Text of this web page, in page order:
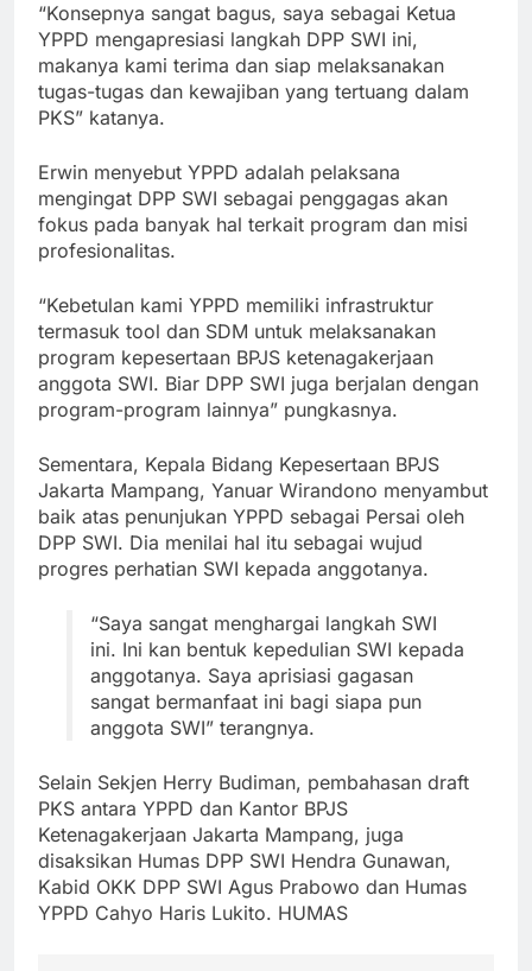
“Konsepnya sangat bagus, saya sebagai Ketua
YPPD mengapresiasi langkah DPP SWI ini,
makanya kami terima dan siap melaksanakan
tugas-tugas dan kewajiban yang tertuang dalam
PKS” katanya.
Erwin menyebut YPPD adalah pelaksana
mengingat DPP SWI sebagai penggagas akan
fokus pada banyak hal terkait program dan misi
profesionalitas.
“Kebetulan kami YPPD memiliki infrastruktur
termasuk tool dan SDM untuk melaksanakan
program kepesertaan BPJS ketenagakerjaan
anggota SWI. Biar DPP SWI juga berjalan dengan
program-program lainnya” pungkasnya.
Sementara, Kepala Bidang Kepesertaan BPJS
Jakarta Mampang, Yanuar Wirandono menyambut
baik atas penunjukan YPPD sebagai Persai oleh
DPP SWI. Dia menilai hal itu sebagai wujud
progres perhatian SWI kepada anggotanya.
“Saya sangat menghargai langkah SWI
ini. Ini kan bentuk kepedulian SWI kepada
anggotanya. Saya aprisiasi gagasan
sangat bermanfaat ini bagi siapa pun
anggota SWI” terangnya.
Selain Sekjen Herry Budiman, pembahasan draft
PKS antara YPPD dan Kantor BPJS
Ketenagakerjaan Jakarta Mampang, juga
disaksikan Humas DPP SWI Hendra Gunawan,
Kabid OKK DPP SWI Agus Prabowo dan Humas
YPPD Cahyo Haris Lukito. HUMAS